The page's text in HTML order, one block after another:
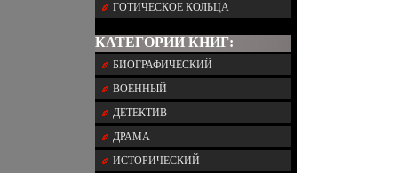
ГОТИЧЕСКОЕ КОЛЬЦА
КАТЕГОРИИ КНИГ:
БИОГРАФИЧЕСКИЙ
ВОЕННЫЙ
ДЕТЕКТИВ
ДРАМА
ИСТОРИЧЕСКИЙ